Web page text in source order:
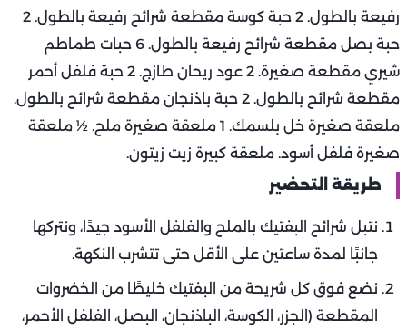
رفيعة بالطول. 2 حبة كوسة مقطعة شرائح رفيعة بالطول. 2
حبة بصل مقطعة شرائح رفيعة بالطول. 6 حبات طماطم
شيري مقطعة صغيرة. 2 عود ريحان طازج. 2 حبة فلفل أحمر
مقطعة شرائح بالطول. 2 حبة باذنجان مقطعة شرائح بالطول.
ملعقة صغيرة خل بلسمك. 1 ملعقة صغيرة ملح. ½ ملعقة
صغيرة فلفل أسود. ملعقة كبيرة زيت زيتون.
طريقة التحضير
نتبل شرائح البفتيك بالملح والفلفل الأسود جيدًا، ونتركها
جانبًا لمدة ساعتين على الأقل حتى تتشرب النكهة.
نضع فوق كل شريحة من البفتيك خليطًا من الخضروات
المقطعة (الجزر، الكوسة، الباذنجان، البصل، الفلفل الأحمر،